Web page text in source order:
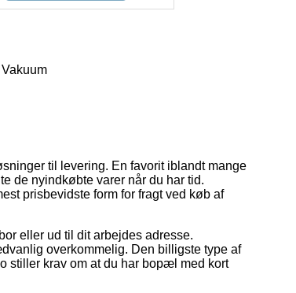
til levering. En favorit iblandt mange
de nyindkøbte varer når du har tid.
prisbevidste form for fragt ved køb af
eller ud til dit arbejdes adresse.
overkommelig. Den billigste type af
stiller krav om at du har bopæl med kort